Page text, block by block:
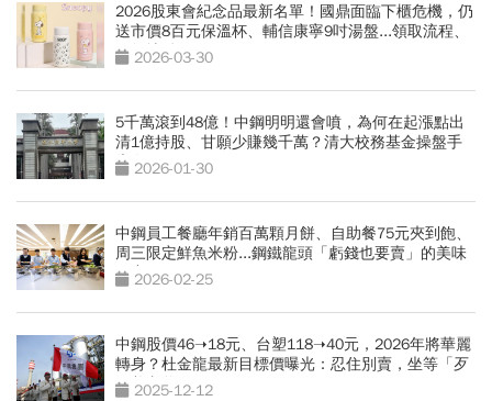
2026股東會紀念品最新名單！國鼎面臨下櫃危機，仍
送市價8百元保溫杯、輔信康寧9吋湯盤...領取流程、
代領地點
2026-03-30
5千萬滾到48億！中鋼明明還會噴，為何在起漲點出
清1億持股、甘願少賺幾千萬？清大校務基金操盤手
告白2026-01-30
中鋼員工餐廳年銷百萬顆月餅、自助餐75元夾到飽、
周三限定鮮魚米粉...鋼鐵龍頭「虧錢也要賣」的美味
秘密2026-02-25
中鋼股價46➝18元、台塑118➝40元，2026年將華麗
轉身？杜金龍最新目標價曝光：忍住別賣，坐等「歹
子養老爸」
2025-12-12